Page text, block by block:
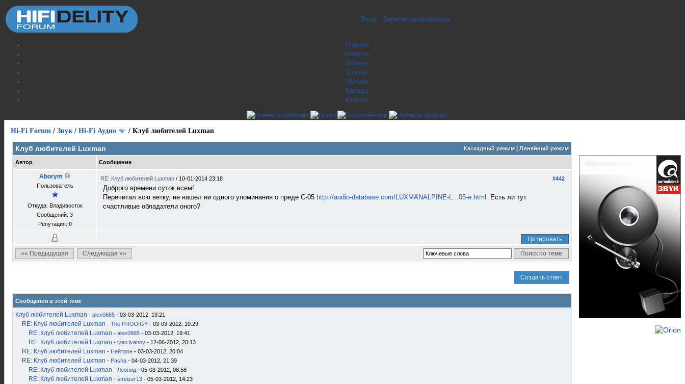
Вход Зарегистрироваться
Главная
Новости
Обзоры
Статьи
Музыка
Бренды
Каталог
Hi-Fi Forum / Звук / Hi-Fi Аудио / Клуб любителей Luxman
Каскадный режим| Линейный режим
Клуб любителей Luxman
Автор Сообщение
Aborym
Пользователь
Откуда: Владивосток
Сообщений: 3
Репутация: 0
#442
RE: Клуб любителей Luxman / 10-01-2014 23:18
Доброго времени суток всем!
Перечитал всю ветку, не нашел ни одного упоминания о преде С-05 http://audio-database.com/LUXMANALPINE-L...05-e.html. Есть ли тут
счастливые обладатели оного?
Цитировать
«« Предыдущая
Следующая »»
Создать ответ
Сообщения в этой теме
Клуб любителей Luxman - alex0665 - 03-03-2012, 19:21
RE: Клуб любителей Luxman - The PRODIGY - 03-03-2012, 19:29
RE: Клуб любителей Luxman - alex0665 - 03-03-2012, 19:41
RE: Клуб любителей Luxman - ivan ivanov - 12-06-2012, 20:13
RE: Клуб любителей Luxman - Нейтрон - 03-03-2012, 20:04
RE: Клуб любителей Luxman - Pasha - 04-03-2012, 21:39
RE: Клуб любителей Luxman - Леонид - 05-03-2012, 08:58
RE: Клуб любителей Luxman - streizer13 - 05-03-2012, 14:23